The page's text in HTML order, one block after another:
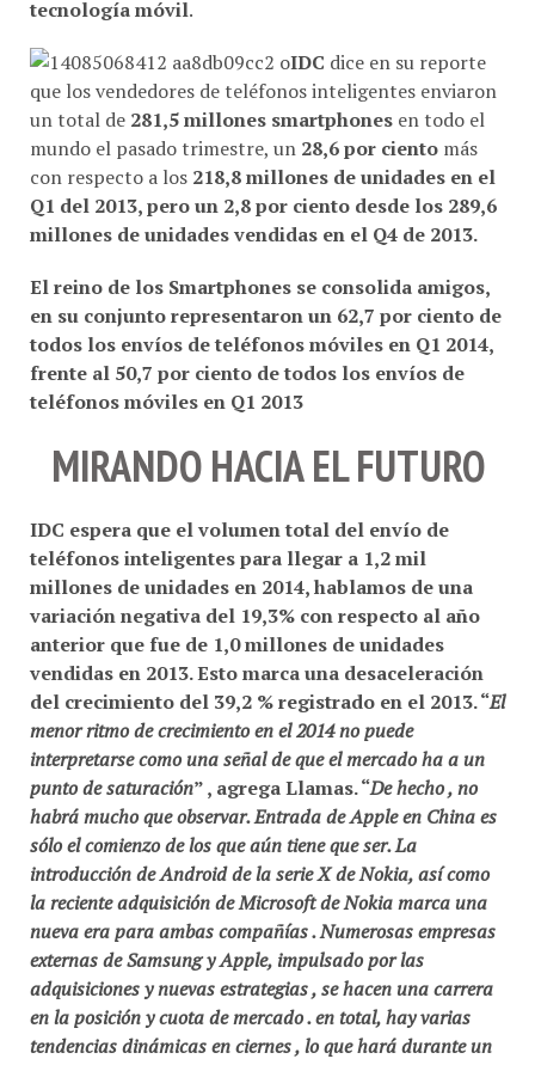
que los vendedores de teléfonos inteligentes enviaron
un total de281,5 millones smartphonesen todo el
mundo el pasado trimestre, un28,6 por cientomás
con respecto a los218,8 millones de unidades en el
Q1 del 2013, pero un2,8 por cientodesde los 289,6
millones de unidades vendidas en el Q4 de 2013.
en su conjunto representaron un62,7 por cientode
todos los envíos de teléfonos móviles en Q1 2014,
frente al50,7 por cientode todos los envíos de
teléfonos móviles en Q1 2013
MIRANDO HACIA EL FUTURO
teléfonos inteligentes para llegar a1,2 mil
millones de unidades en 2014, hablamos de una
variación negativa del19,3%con respecto al año
anterior que fue de1,0 millones de unidades
vendidas en 2013. Esto marca unadesaceleración
del crecimiento del 39,2 % registrado en el 2013. “
menor ritmo de crecimiento en el 2014 no puede
interpretarse como una señal de que el mercado ha a un
punto de saturación” , agrega Llamas. “De hecho , no
habrá mucho que observar. Entrada deAppleenChinaes
sólo el comienzo de los que aún tiene que ser. La
introducción deAndroidde la serieXdeNokia, así como
la reciente adquisición deMicrosoftdeNokiamarca una
nueva era para ambas compañías . Numerosas empresas
externas deSamsungyApple, impulsado por las
adquisiciones y nuevas estrategias , se hacen una carrera
en la posición y cuota de mercado . en total, hay varias
tendencias dinámicas en ciernes , lo que hará durante un
año interesante” .